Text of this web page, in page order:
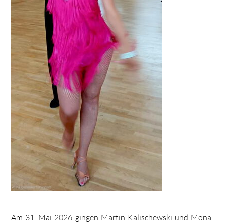
Am 31. Mai 2026 gingen Martin Kalischewski und Mona-